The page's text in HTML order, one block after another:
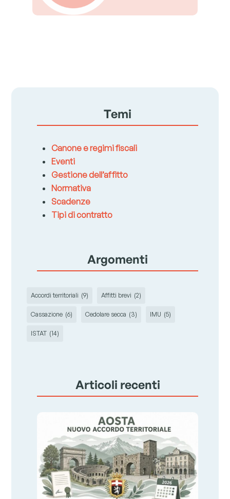
Temi
Canone e regimi fiscali
Eventi
Gestione dell’affitto
Normativa
Scadenze
Tipi di contratto
Argomenti
Accordi territoriali (9) Affitti brevi (2)
Cassazione (6) Cedolare secca (3) IMU (5)
ISTAT (14)
Articoli recenti